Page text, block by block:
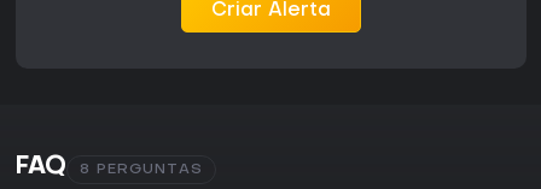
Criar Alerta
FAQ 8 PERGUNTAS